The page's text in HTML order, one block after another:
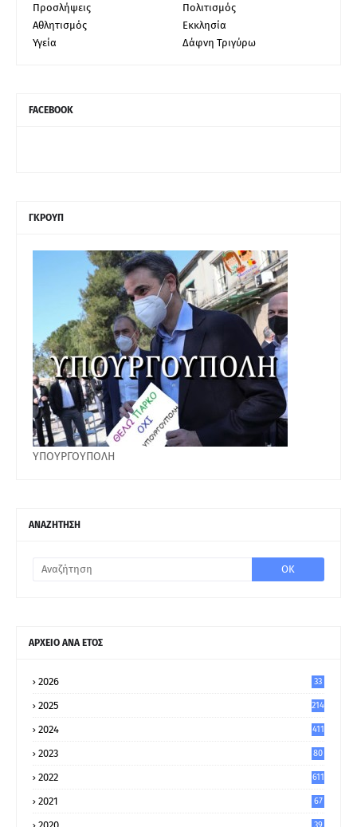
Προσλήψεις
Πολιτισμός
Αθλητισμός
Εκκλησία
Υγεία
Δάφνη Τριγύρω
FACEBOOK
ΓΚΡΟΥΠ
ΥΠΟΥΡΓΟΥΠΟΛΗ
ΑΝΑΖΗΤΗΣΗ
ΑΡΧΕΙΟ ΑΝΑ ΕΤΟΣ
2026 33
2025 214
2024 411
2023
80
2022 611
2021
67
39